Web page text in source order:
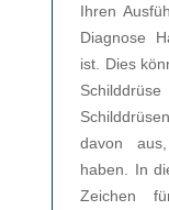
Ihren
Diagnose
ist. Dies
davon
haben. In
Zeichen